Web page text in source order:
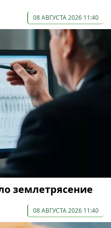
08 АВГУСТА 2026 11:40
землетрясение
08 АВГУСТА 2026 11:40